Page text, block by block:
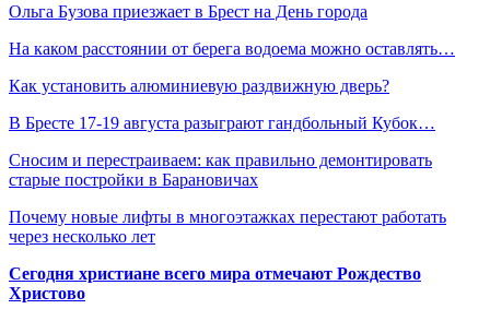
Ольга Бузова приезжает в Брест на День города
На каком расстоянии от берега водоема можно оставлять…
Как установить алюминиевую раздвижную дверь?
В Бресте 17-19 августа разыграют гандбольный Кубок…
Сносим и перестраиваем: как правильно демонтировать
старые постройки в Барановичах
Почему новые лифты в многоэтажках перестают работать
через несколько лет
Сегодня христиане всего мира отмечают Рождество
Христово